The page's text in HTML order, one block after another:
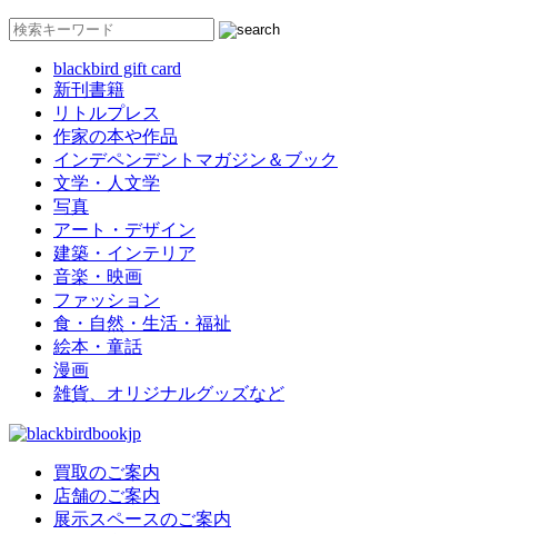
blackbird gift card
新刊書籍
リトルプレス
作家の本や作品
インデペンデントマガジン＆ブック
文学・人文学
写真
アート・デザイン
建築・インテリア
音楽・映画
ファッション
食・自然・生活・福祉
絵本・童話
漫画
雑貨、オリジナルグッズなど
買取のご案内
店舗のご案内
展示スペースのご案内